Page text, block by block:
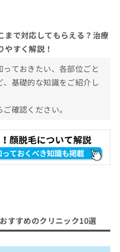
まで対応してもらえる？治療
やすく解説！
ておきたい、各部位ごと
基礎的な知識をご紹介し
確認ください。
すすめのクリニック10選